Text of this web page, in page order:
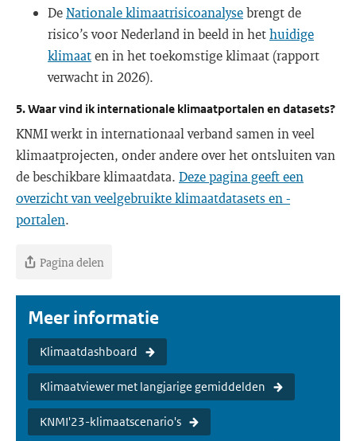
DeNationale klimaatrisicoanalysebrengt de
risico’s voor Nederland in beeld in hethuidige
klimaaten in het toekomstige klimaat (rapport
verwacht in 2026).
5. Waar vind ik internationale klimaatportalen en datasets?
KNMI werkt in internationaal verband samen in veel
klimaatprojecten, onder andere over het ontsluiten van
de beschikbare klimaatdata. Deze pagina geeft een
overzicht van veelgebruikte klimaatdatasets en -
portalen.
Pagina delen
Meer informatie
Klimaatdashboard
Klimaatviewer met langjarige gemiddelden
KNMI'23-klimaatscenario's